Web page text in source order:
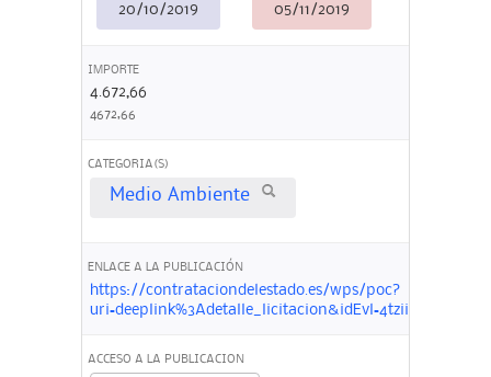
20/10/2019 05/11/2019
IMPORTE
4.672,66
4672,66
CATEGORIA(S)
Medio Ambiente
ENLACE A LA PUBLICACIÓN
https://contrataciondelestado.es/wps/poc?
ACCESO A LA PUBLICACION